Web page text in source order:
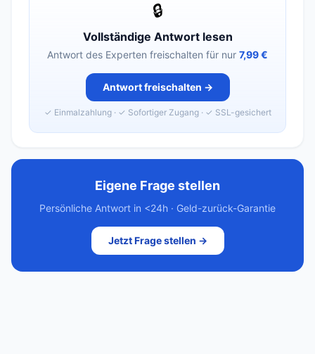
🔒
Vollständige Antwort lesen
Antwort des Experten freischalten für nur 7,99 €
Antwort freischalten →
✓ Einmalzahlung · ✓ Sofortiger Zugang · ✓ SSL-gesichert
Eigene Frage stellen
Persönliche Antwort in <24h · Geld-zurück-Garantie
Jetzt Frage stellen →